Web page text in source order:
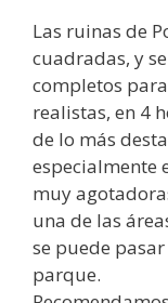
Las ruinas de
cuadradas, y
completos
realistas, en 4
de lo más
especialmente
muy
una de las
se puede
parque.